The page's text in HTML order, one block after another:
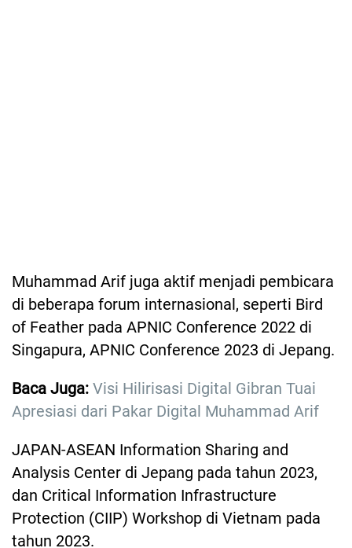
Muhammad Arif juga aktif menjadi pembicara
di beberapa forum internasional, seperti Bird
of Feather pada APNIC Conference 2022 di
Singapura, APNIC Conference 2023 di Jepang.
Baca Juga: Visi Hilirisasi Digital Gibran Tuai
Apresiasi dari Pakar Digital Muhammad Arif
JAPAN-ASEAN Information Sharing and
Analysis Center di Jepang pada tahun 2023,
dan Critical Information Infrastructure
Protection (CIIP) Workshop di Vietnam pada
tahun 2023.